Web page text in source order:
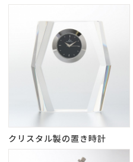
クリスタル製の置き時計